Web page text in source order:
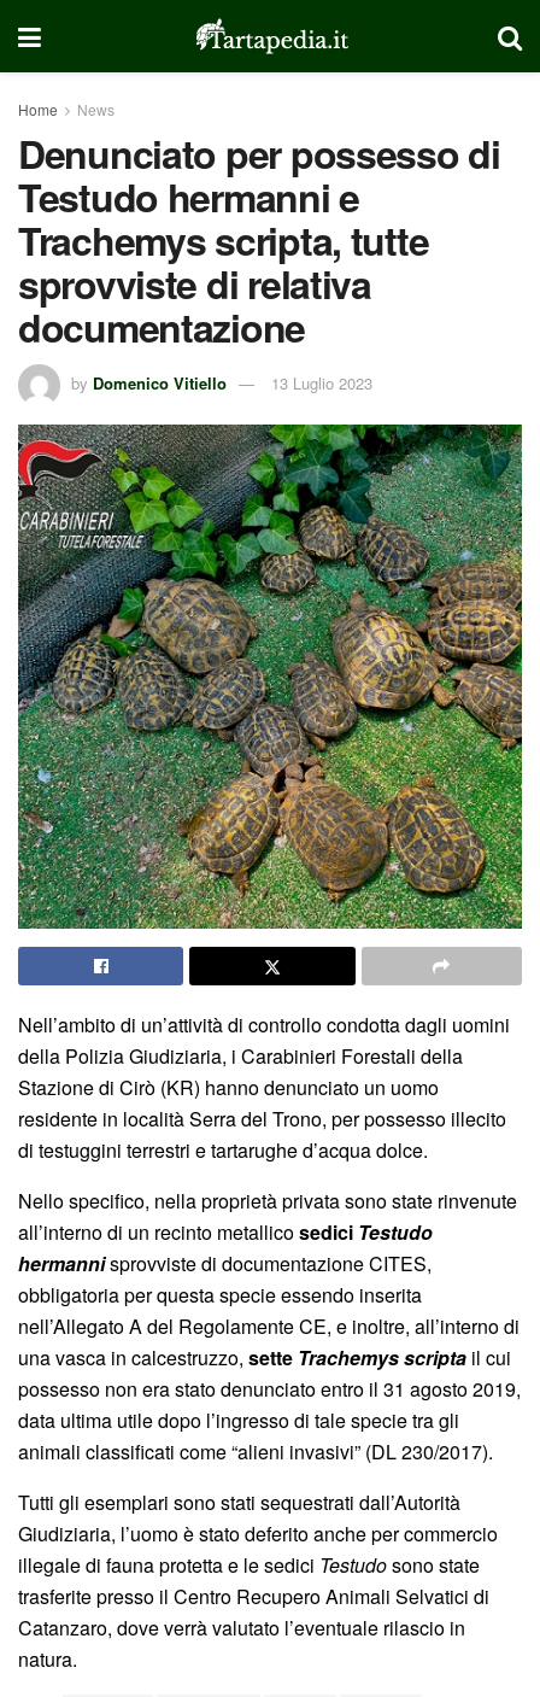
Home News
Denunciato per possesso di
Testudo hermanni e
Trachemys scripta, tutte
sprovviste di relativa
documentazione
by Domenico Vitiello 13 Luglio 2023
Nell’ambito di un’attività di controllo condotta dagli uomini
della Polizia Giudiziaria, i Carabinieri Forestali della
Stazione di Cirò (KR) hanno denunciato un uomo
residente in località Serra del Trono, per possesso illecito
di testuggini terrestri e tartarughe d’acqua dolce.
Nello specifico, nella proprietà privata sono state rinvenute
all’interno di un recinto metallicosedici Testudo
hermannisprovviste di documentazione CITES,
obbligatoria per questa specie essendo inserita
nell’Allegato A del Regolamente CE, e inoltre, all’interno di
una vasca in calcestruzzo, sette Trachemys scripta il cui
possesso non era stato denunciato entro il 31 agosto 2019,
data ultima utile dopo l’ingresso di tale specie tra gli
animali classificati come “alieni invasivi” (DL 230/2017).
Tutti gli esemplari sono stati sequestrati dall’Autorità
Giudiziaria, l’uomo è stato deferito anche per commercio
illegale di fauna protetta e le sedici Testudosono state
trasferite presso il Centro Recupero Animali Selvatici di
Catanzaro, dove verrà valutato l’eventuale rilascio in
natura.